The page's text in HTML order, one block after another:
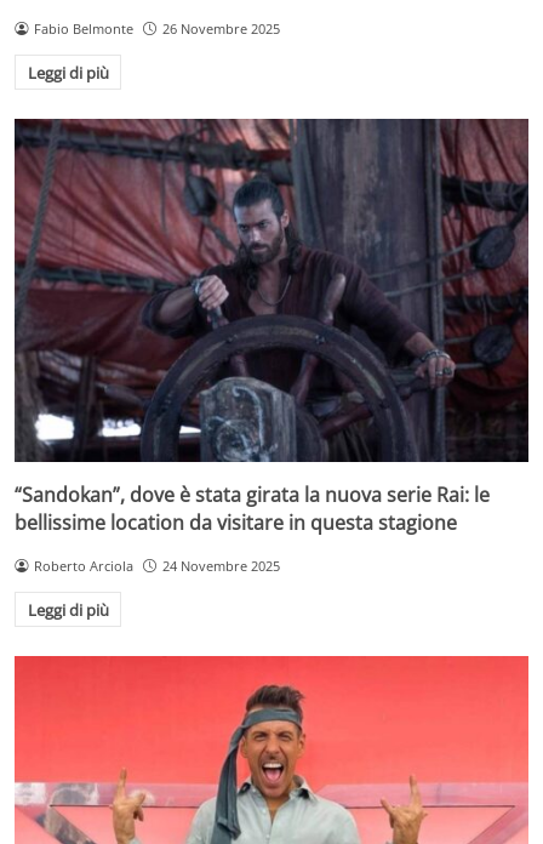
Fabio Belmonte 26 Novembre 2025
Leggi di più
“Sandokan”, dove è stata girata la nuova serie Rai: le
bellissime location da visitare in questa stagione
Roberto Arciola 24 Novembre 2025
Leggi di più